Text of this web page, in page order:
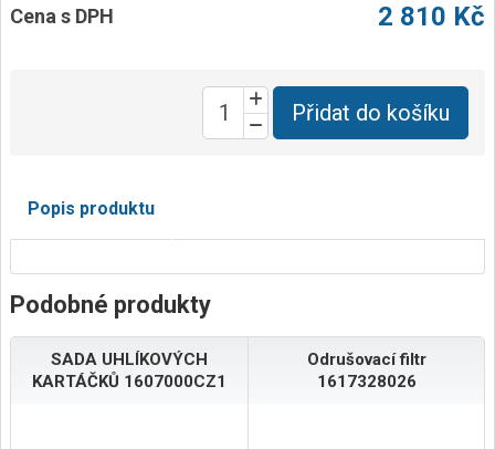
Cena s DPH 2 810 Kč
Přidat do košíku
Popis produktu
Podobné produkty
SADA UHLÍKOVÝCH
KARTÁČKŮ 1607000CZ1
Odrušovací filtr
1617328026